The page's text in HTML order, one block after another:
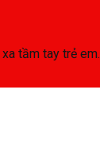
tầm tay trẻ em.